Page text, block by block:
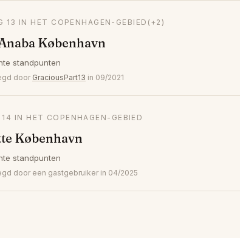
13 IN HET COPENHAGEN-GEBIED (+2)
København
standpunten
door GraciousPart13 in 09/2021
14 IN HET COPENHAGEN-GEBIED
København
standpunten
door een gastgebruiker in 04/2025